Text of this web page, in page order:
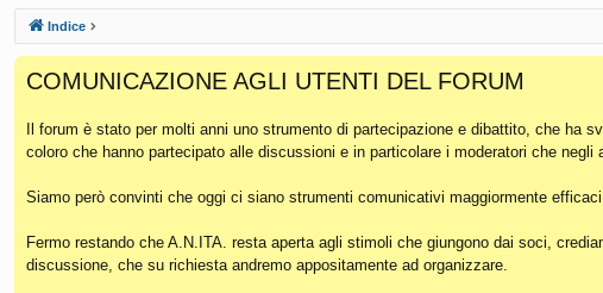
eg
a
m
en
ti
Ra
di
Indice
COMUNICAZIONE AGLI UTENTI DEL FORUM
Il forum è stato per molti anni uno strumento di partecipazione e dibattito, che
coloro che hanno partecipato alle discussioni e in particolare i moderatori che
Siamo però convinti che oggi ci siano strumenti comunicativi maggiormente
Fermo restando che A.N.ITA. resta aperta agli stimoli che giungono dai soci,
discussione, che su richiesta andremo appositamente ad organizzare.